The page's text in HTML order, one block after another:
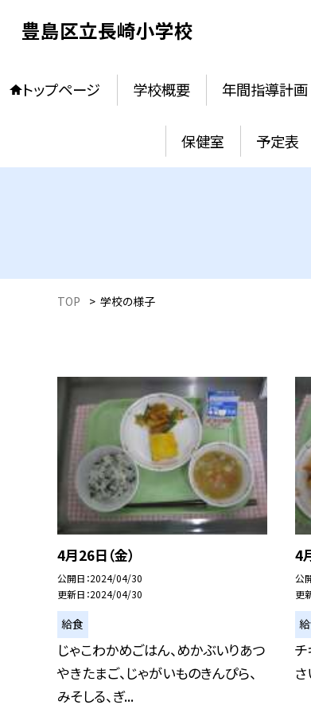
豊島区立長崎小学校
トップページ 学校概要 年間指導計画
保健室 予定表
TOP > 学校の様子
4月26日（金）
公開日 2024/04/30
更新日 2024/04/30
給食
じゃこわかめごはん、めかぶいりあつ
やきたまご、じゃがいものきんぴら、
みそしる、ぎ...
4
公
更
チ
さ